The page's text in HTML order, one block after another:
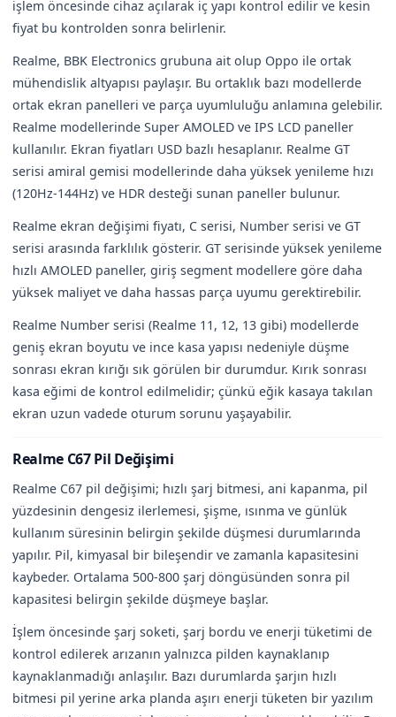
işlem öncesinde cihaz açılarak iç yapı kontrol edilir ve kesin
fiyat bu kontrolden sonra belirlenir.
Realme, BBK Electronics grubuna ait olup Oppo ile ortak
mühendislik altyapısı paylaşır. Bu ortaklık bazı modellerde
ortak ekran panelleri ve parça uyumluluğu anlamına gelebilir.
Realme modellerinde Super AMOLED ve IPS LCD paneller
kullanılır. Ekran fiyatları USD bazlı hesaplanır. Realme GT
serisi amiral gemisi modellerinde daha yüksek yenileme hızı
(120Hz-144Hz) ve HDR desteği sunan paneller bulunur.
Realme ekran değişimi fiyatı, C serisi, Number serisi ve GT
serisi arasında farklılık gösterir. GT serisinde yüksek yenileme
hızlı AMOLED paneller, giriş segment modellere göre daha
yüksek maliyet ve daha hassas parça uyumu gerektirebilir.
Realme Number serisi (Realme 11, 12, 13 gibi) modellerde
geniş ekran boyutu ve ince kasa yapısı nedeniyle düşme
sonrası ekran kırığı sık görülen bir durumdur. Kırık sonrası
kasa eğimi de kontrol edilmelidir; çünkü eğik kasaya takılan
ekran uzun vadede oturum sorunu yaşayabilir.
Realme C67 Pil Değişimi
Realme C67 pil değişimi; hızlı şarj bitmesi, ani kapanma, pil
yüzdesinin dengesiz ilerlemesi, şişme, ısınma ve günlük
kullanım süresinin belirgin şekilde düşmesi durumlarında
yapılır. Pil, kimyasal bir bileşendir ve zamanla kapasitesini
kaybeder. Ortalama 500-800 şarj döngüsünden sonra pil
kapasitesi belirgin şekilde düşmeye başlar.
İşlem öncesinde şarj soketi, şarj bordu ve enerji tüketimi de
kontrol edilerek arızanın yalnızca pilden kaynaklanıp
kaynaklanmadığı anlaşılır. Bazı durumlarda şarjın hızlı
bitmesi pil yerine arka planda aşırı enerji tüketen bir yazılım